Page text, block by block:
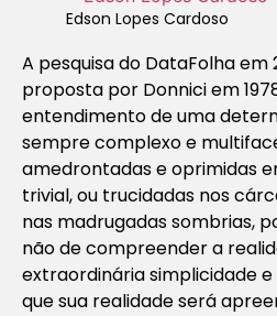
Edson Lopes Cardoso
A pesquisa do DataFolha em
proposta por Donnici em
entendimento de uma
sempre complexo e
amedrontadas e oprimidas
trivial, ou trucidadas nos
nas madrugadas sombrias,
não de compreender a
extraordinária simplicidade
que sua realidade será